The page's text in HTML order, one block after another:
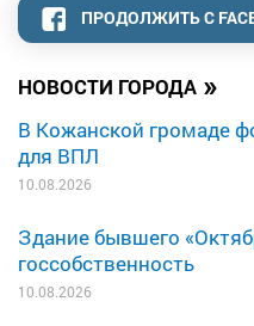
НОВОСТИ ГОРОДА »
В Кожанской громаде
для ВПЛ
10.08.2026
Здание бывшего
госсобственность
10.08.2026
ПРОДОЛЖИТЬ С